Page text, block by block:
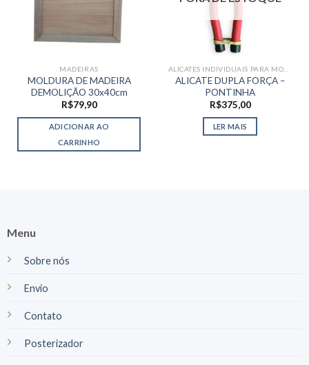
MADEIRAS
MOLDURA DE MADEIRA
DEMOLIÇÃO 30x40cm
R$79,90
ADICIONAR AO
CARRINHO
ALICATE DUPLA FORÇA –
PONTINHA
R$375,00
LER MAIS
Menu
Sobre nós
Envio
Contato
Posterizador